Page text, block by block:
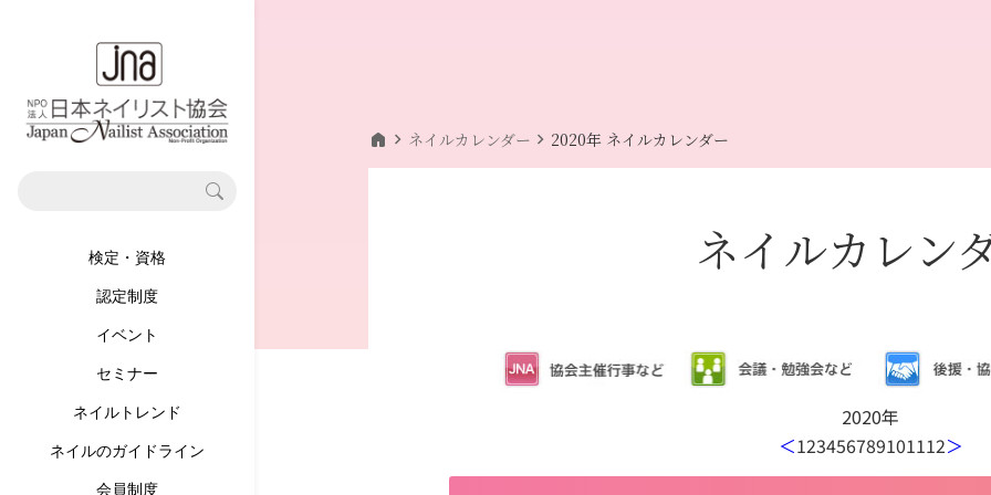
検定・資格
認定制度
イベント
セミナー
ネイルトレンド
ネイルのガイドライン
会員制度
home chevron_right ネイルカレンダー chevron_right 2020年 ネイルカレンダー
ネイルカレン
2020年
＜123456789101112＞